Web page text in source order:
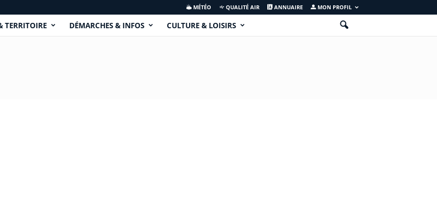
MÉTÉO QUALITÉ AIR ANNUAIRE MON PROFIL
TERRITOIRE DÉMARCHES & INFOS CULTURE & LOISIRS